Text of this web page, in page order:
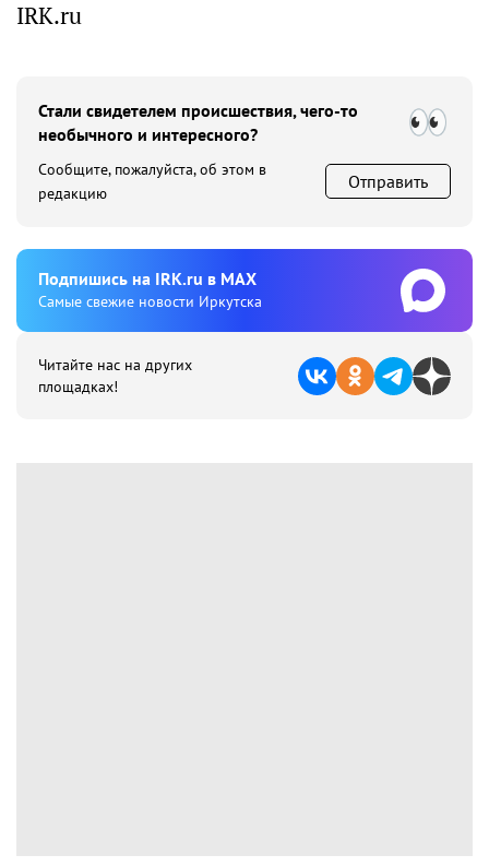
IRK.ru
Стали свидетелем происшествия, чего-то
необычного и интересного?
Сообщите, пожалуйста, об этом в
редакцию
Отправить
Подпишиcь на IRK.ru в MAX
Cамые свежие новости Иркутска
Читайте нас на других
площадках!